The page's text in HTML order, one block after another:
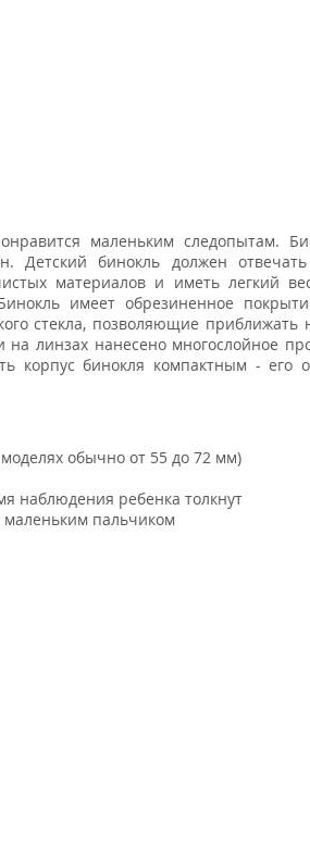
маленьким следопытам.
Детский бинокль должен
материалов и иметь легкий
имеет обрезиненное
стекла, позволяющие приближать
линзах нанесено многослойное
корпус бинокля компактным - его
обычно от 55 до 72 мм)
наблюдения ребенка толкнут
маленьким пальчиком